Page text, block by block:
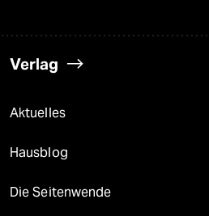
Verlag
Aktuelles
Hausblog
Die Seitenwende